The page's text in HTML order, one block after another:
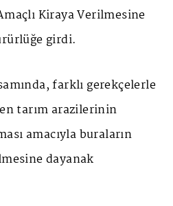
Kiraya Verilmesine
girdi.
farklı gerekçelerle
tarım arazilerinin
amacıyla buraların
dayanak